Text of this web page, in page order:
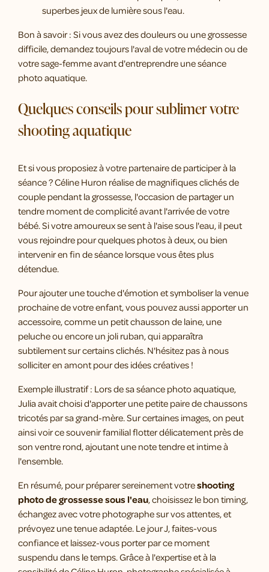
superbes jeux de lumière sous l'eau.
Bon à savoir : Si vous avez des douleurs ou une grossesse
difficile, demandez toujours l'aval de votre médecin ou de
votre sage-femme avant d'entreprendre une séance
photo aquatique.
Quelques conseils pour sublimer votre
shooting aquatique
Et si vous proposiez à votre partenaire de participer à la
séance ? Céline Huron réalise de magnifiques clichés de
couple pendant la grossesse, l'occasion de partager un
tendre moment de complicité avant l'arrivée de votre
bébé. Si votre amoureux se sent à l'aise sous l'eau, il peut
vous rejoindre pour quelques photos à deux, ou bien
intervenir en fin de séance lorsque vous êtes plus
détendue.
Pour ajouter une touche d'émotion et symboliser la venue
prochaine de votre enfant, vous pouvez aussi apporter un
accessoire, comme un petit chausson de laine, une
peluche ou encore un joli ruban, qui apparaîtra
subtilement sur certains clichés. N'hésitez pas à nous
solliciter en amont pour des idées créatives !
Exemple illustratif : Lors de sa séance photo aquatique,
Julia avait choisi d'apporter une petite paire de chaussons
tricotés par sa grand-mère. Sur certaines images, on peut
ainsi voir ce souvenir familial flotter délicatement près de
son ventre rond, ajoutant une note tendre et intime à
l'ensemble.
En résumé, pour préparer sereinement votreshooting
photo de grossesse sous l'eau, choisissez le bon timing,
échangez avec votre photographe sur vos attentes, et
prévoyez une tenue adaptée. Le jour J, faites-vous
confiance et laissez-vous porter par ce moment
suspendu dans le temps. Grâce à l'expertise et à la